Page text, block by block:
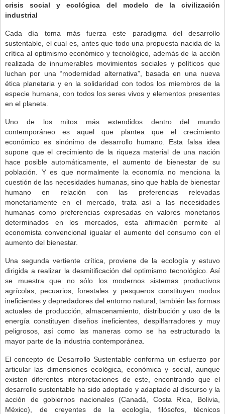
crisis social y ecológica del modelo de la civilización
industrial
Cada día toma más fuerza este paradigma del desarrollo
sustentable, el cual es, antes que todo una propuesta nacida de la
crítica al optimismo económico y tecnológico, además de la acción
realizada de innumerables movimientos sociales y políticos que
luchan por una “modernidad alternativa”, basada en una nueva
ética planetaria y en la solidaridad con todos los miembros de la
especie humana, con todos los seres vivos y elementos presentes
en el planeta.
Uno de los mitos más extendidos dentro del mundo
contemporáneo es aquel que plantea que el crecimiento
económico es sinónimo de desarrollo humano. Esta falsa idea
supone que el crecimiento de la riqueza material de una nación
hace posible automáticamente, el aumento de bienestar de su
población. Y es que normalmente la economía no menciona la
cuestión de las necesidades humanas, sino que habla de bienestar
humano en relación con las preferencias relevadas
monetariamente en el mercado, trata así a las necesidades
humanas como preferencias expresadas en valores monetarios
determinados en los mercados, esta afirmación permite al
economista convencional igualar el aumento del consumo con el
aumento del bienestar.
Una segunda vertiente crítica, proviene de la ecología y estuvo
dirigida a realizar la desmitificación del optimismo tecnológico. Así
se muestra que no sólo los modernos sistemas productivos
agrícolas, pecuarios, forestales y pesqueros constituyen modos
ineficientes y depredadores del entorno natural, también las formas
actuales de producción, almacenamiento, distribución y uso de la
energía constituyen diseños ineficientes, despilfarradores y muy
peligrosos, así como las maneras como se ha estructurado la
mayor parte de la industria contemporánea.
El concepto de Desarrollo Sustentable conforma un esfuerzo por
articular las dimensiones ecológica, económica y social, aunque
existen diferentes interpretaciones de este, encontrando que el
desarrollo sustentable ha sido adoptado y adaptado al discurso y la
acción de gobiernos nacionales (Canadá, Costa Rica, Bolivia,
México), de creyentes de la ecología, filósofos, técnicos